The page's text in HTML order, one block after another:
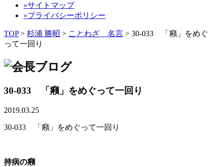
»サイトマップ
»プライバシーポリシー
TOP> 杉浦 勝昭 > ことわざ 名言 > 30-033 「癪」をめぐ
って一回り
30-033 「癪」をめぐって一回り
2019.03.25
30-033 「癪」をめぐって一回り
持病の癪